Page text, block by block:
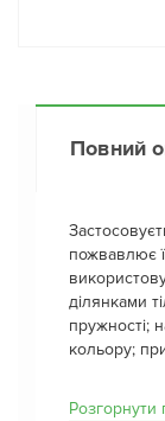
Повний
пожвавлює
ділянками
пружності;
кольору;